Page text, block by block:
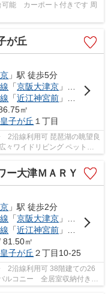
可能 カーポート付きです 周
が丘
」駅 徒歩5分
「京阪大津京 」駅 徒歩6分
「近江神宮前 」駅 徒歩9分
㎡
皇子が丘 １丁目
2沿線利用可 琵琶湖の眺望良
々ワイドリビング ペット飼
ー大津ＭＡＲＹ
」駅 徒歩2分
「京阪大津京 」駅 徒歩4分
「近江神宮前 」駅 徒歩10分
81.50㎡
皇子が丘 ２丁目10-25
2沿線利用可 38階建ての26
ルコニー 全居室収納付きの